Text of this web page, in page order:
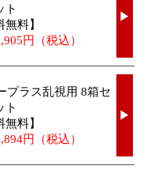
ト
無料】
円（税込）
▶
プラス乱視用 8箱セ
ト
無料】
円（税込）
▶